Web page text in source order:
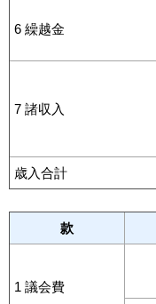
6 繰越金
7 諸収入
歳入合計
款
1 議会費